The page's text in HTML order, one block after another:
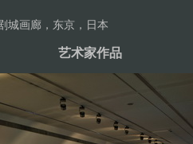
城画廊，东京，日本
艺术家作品